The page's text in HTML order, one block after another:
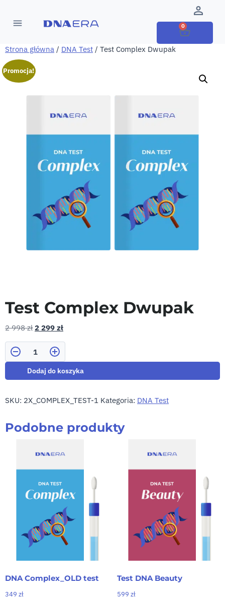
0
Strona główna / DNA Test / Test Complex Dwupak
Promocja!
Test Complex Dwupak
2 998zł 2 299 zł
Ilość
Dodaj do koszyka
SKU: 2X_COMPLEX_TEST-1 Kategoria: DNA Test
Podobne produkty
DNA Complex_OLD test
349 zł
Test DNA Beauty
599 zł